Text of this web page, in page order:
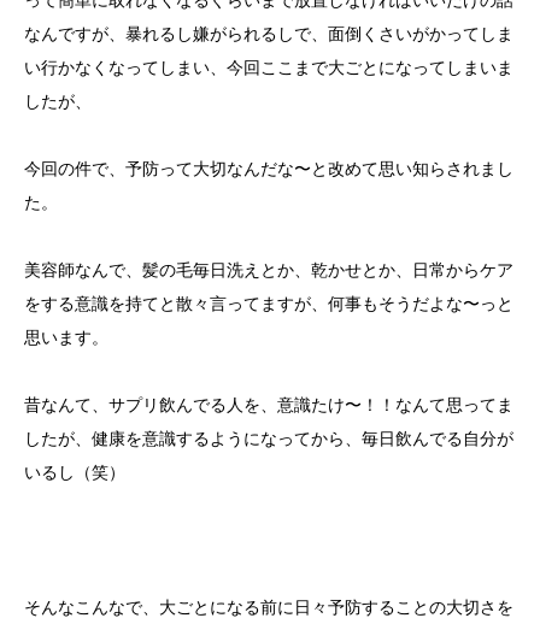
なんですが、暴れるし嫌がられるしで、面倒くさいがかってしま
い行かなくなってしまい、今回ここまで大ごとになってしまいま
したが、
今回の件で、予防って大切なんだな〜と改めて思い知らされまし
た。
美容師なんで、髪の毛毎日洗えとか、乾かせとか、日常からケア
をする意識を持てと散々言ってますが、何事もそうだよな〜っと
思います。
昔なんて、サプリ飲んでる人を、意識たけ〜！！なんて思ってま
したが、健康を意識するようになってから、毎日飲んでる自分が
いるし（笑）
そんなこんなで、大ごとになる前に日々予防することの大切さを